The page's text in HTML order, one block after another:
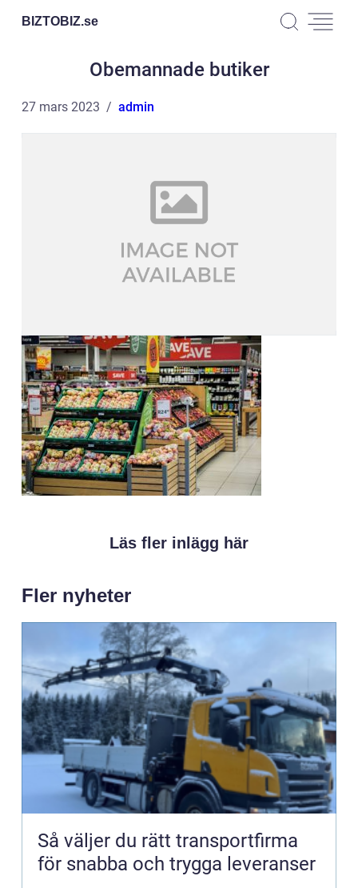
BIZTOBIZ.se
Obemannade butiker
27 mars 2023 admin
Läs fler inlägg här
Fler nyheter
Så väljer du rätt transportfirma
för snabba och trygga leveranser